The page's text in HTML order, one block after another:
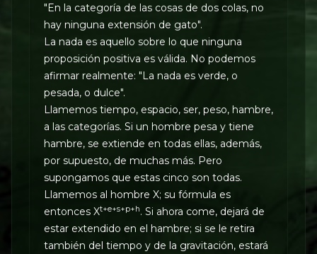
"En la categoría de las cosas de dos colas, no
hay ninguna extensión de gato".
La nada es aquello sobre lo que ninguna
proposición positiva es válida. No podemos
afirmar realmente: "La nada es verde, o
pesada, o dulce".
Llamemos tiempo, espacio, ser, peso, hambre,
a las categorías. Si un hombre pesa y tiene
hambre, se extiende en todas ellas, además,
por supuesto, de muchas más. Pero
supongamos que estas cinco son todas.
Llamemos al hombre X; su fórmula es
entonces Xt+e+s+p+h. Si ahora come, dejará de
estar extendido en el hambre; si se le retira
también del tiempo y de la gravitación, estará